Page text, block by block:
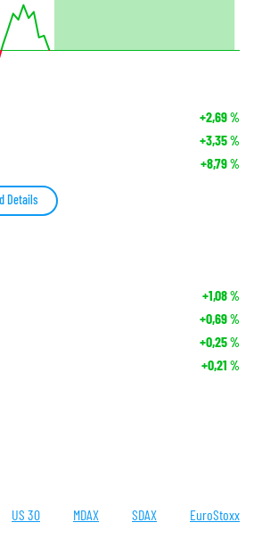
+2,69%
+3,35%
+8,79%
Details
+1,08%
+0,69%
+0,25%
+0,21 %
US 30 MDAX SDAX EuroStoxx